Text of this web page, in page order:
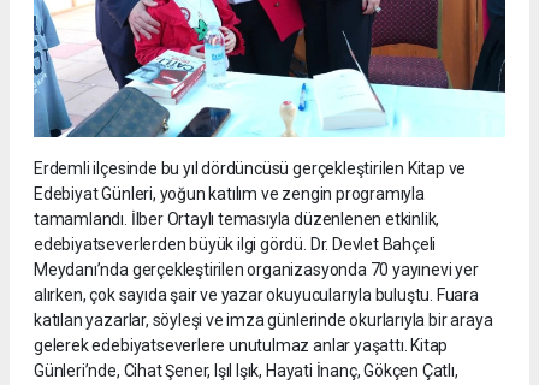
Erdemli ilçesinde bu yıl dördüncüsü gerçekleştirilen Kitap ve
Edebiyat Günleri, yoğun katılım ve zengin programıyla
tamamlandı. İlber Ortaylı temasıyla düzenlenen etkinlik,
edebiyatseverlerden büyük ilgi gördü. Dr. Devlet Bahçeli
Meydanı’nda gerçekleştirilen organizasyonda 70 yayınevi yer
alırken, çok sayıda şair ve yazar okuyucularıyla buluştu. Fuara
katılan yazarlar, söyleşi ve imza günlerinde okurlarıyla bir araya
gelerek edebiyatseverlere unutulmaz anlar yaşattı. Kitap
Günleri’nde, Cihat Şener, Işıl Işık, Hayati İnanç, Gökçen Çatlı,